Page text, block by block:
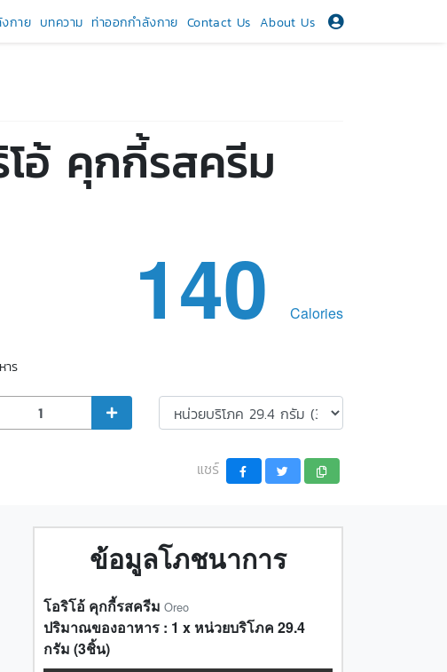
กาย บทความ ท่าออกกำลังกาย Contact Us About Us
โอ้ คุกกี้รสครีม
140 Calories
าร
แชร์
ข้อมูลโภชนาการ
โอริโอ้ คุกกี้รสครีม Oreo
ปริมาณของอาหาร : 1 x หน่วยบริโภค 29.4
กรัม (3ชิ้น)